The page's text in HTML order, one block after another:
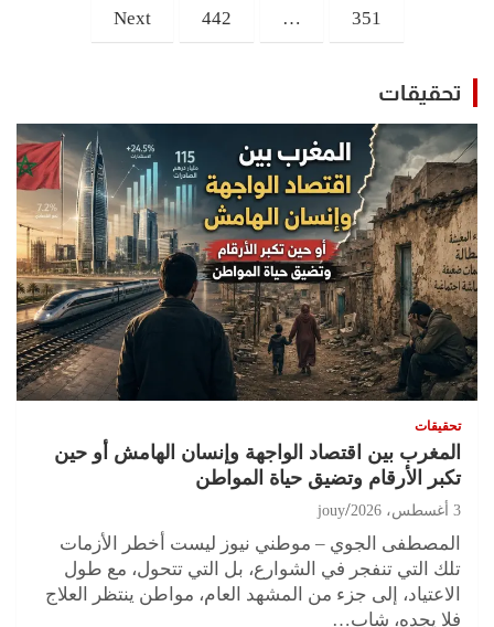
351
…
442
Next
تحقيقات
تحقيقات
المغرب بين اقتصاد الواجهة وإنسان الهامش أو حين
تكبر الأرقام وتضيق حياة المواطن
3 أغسطس، 2026 jouy
المصطفى الجوي – موطني نيوز ليست أخطر الأزمات
تلك التي تنفجر في الشوارع، بل التي تتحول، مع طول
الاعتياد، إلى جزء من المشهد العام، مواطن ينتظر العلاج
فلا يجده، شاب…